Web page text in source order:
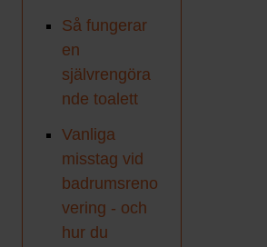
Så fungerar
en
självrengöra
nde toalett
Vanliga
misstag vid
badrumsreno
vering - och
hur du